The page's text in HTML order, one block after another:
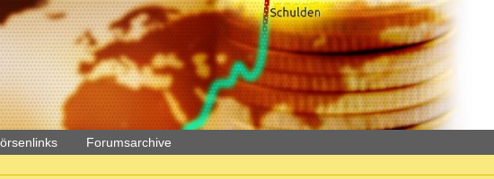
Forumsarchive